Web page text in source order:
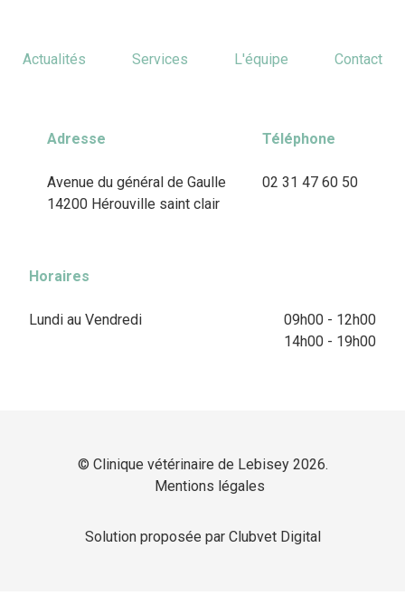
Actualités Services L'équipe Contact
Adresse
Avenue du général de Gaulle
14200 Hérouville saint clair
Téléphone
02 31 47 60 50
Horaires
Lundi au Vendredi
09h00 - 12h00
14h00 - 19h00
© Clinique vétérinaire de Lebisey 2026.
Mentions légales
Solution proposée par Clubvet Digital